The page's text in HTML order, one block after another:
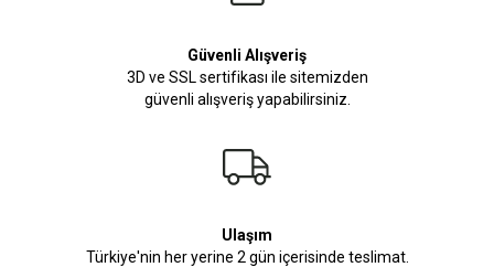
Güvenli Alışveriş
3D ve SSL sertifikası ile sitemizden
güvenli alışveriş yapabilirsiniz.
Ulaşım
Türkiye'nin her yerine 2 gün içerisinde teslimat.